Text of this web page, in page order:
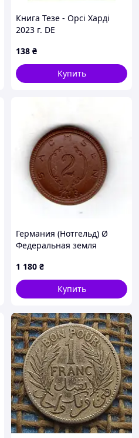
Книга Тезе - Орсі Харді
2023 г. DE
138 ₴
Купить
Германия (Нотгельд) Ø
Федеральная земля
Саксония Фарфора, 3.5g, ø
28mm No3939
1 180 ₴
Купить